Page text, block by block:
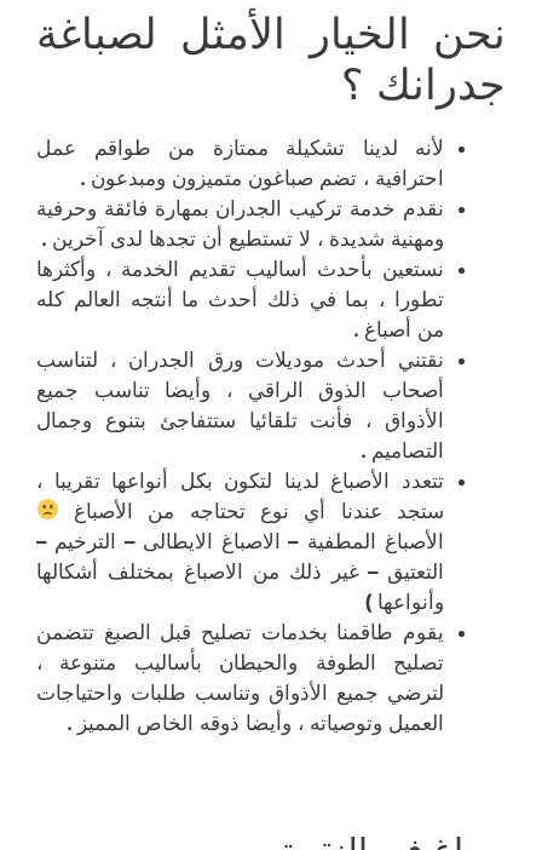
نحن الخيار الأمثل لصباغة
جدرانك ؟
لأنه لدينا تشكيلة ممتازة من طواقم عمل
احترافية ، تضم صباغون متميزون ومبدعون .
نقدم خدمة تركيب الجدران بمهارة فائقة وحرفية
ومهنية شديدة ، لا تستطيع أن تجدها لدى آخرين .
نستعين بأحدث أساليب تقديم الخدمة ، وأكثرها
تطورا ، بما في ذلك أحدث ما أنتجه العالم كله
من أصباغ .
نقتني أحدث موديلات ورق الجدران ، لتناسب
أصحاب الذوق الراقي ، وأيضا تناسب جميع
الأذواق ، فأنت تلقائيا ستتفاجئ بتنوع وجمال
التصاميم .
تتعدد الأصباغ لدينا لتكون بكل أنواعها تقريبا ،
ستجد عندنا أي نوع تحتاجه من الأصباغ
الأصباغ المطفية – الاصباغ الايطالى – الترخيم –
التعتيق – غير ذلك من الاصباغ بمختلف أشكالها
وأنواعها )
يقوم طاقمنا بخدمات تصليح قبل الصبغ تتضمن
تصليح الطوفة والحيطان بأساليب متنوعة ،
لترضي جميع الأذواق وتناسب طلبات واحتياجات
العميل وتوصياته ، وأيضا ذوقه الخاص المميز .